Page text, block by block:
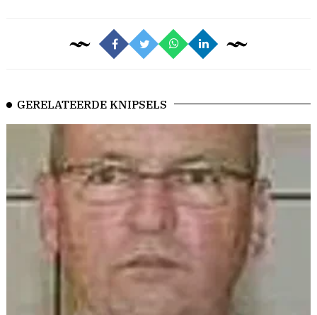
GERELATEERDE KNIPSELS